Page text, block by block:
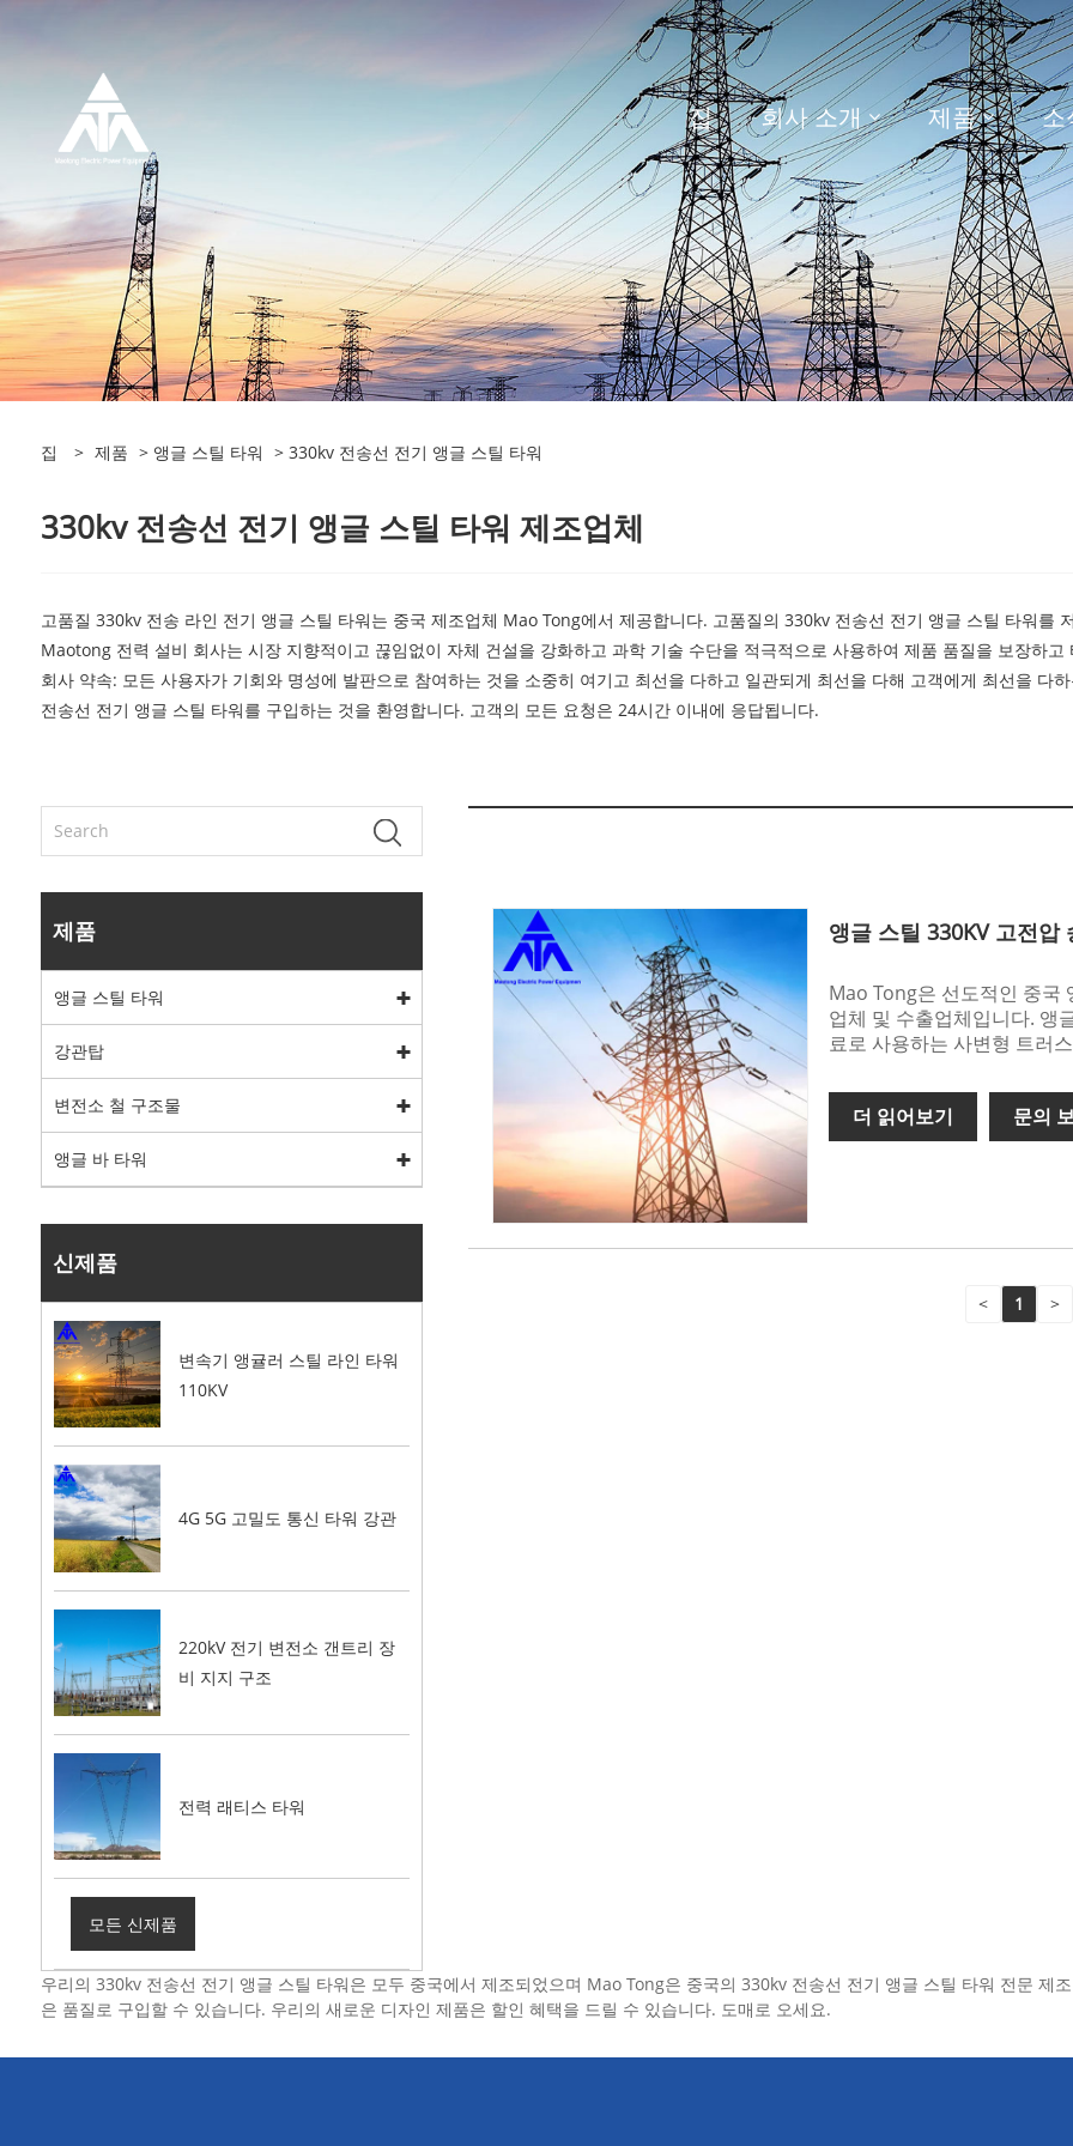
집 회사 소개 제품 소
집 > 제품 > 앵글 스틸 타워 > 330kv 전송선 전기 앵글 스틸 타워
330kv 전송선 전기 앵글 스틸 타워 제조업체
고품질 330kv 전송 라인 전기 앵글 스틸 타워는 중국 제조업체 Mao Tong에서 제공합니다. 고품질의 330kv 전송선 전기 앵글 스틸 타워를
Maotong 전력 설비 회사는 시장 지향적이고 끊임없이 자체 건설을 강화하고 과학 기술 수단을 적극적으로 사용하여 제품 품질을 보장하
회사 약속: 모든 사용자가 기회와 명성에 발판으로 참여하는 것을 소중히 여기고 최선을 다하고 일관되게 최선을 다해 고객에게 최선을 다
전송선 전기 앵글 스틸 타워를 구입하는 것을 환영합니다. 고객의 모든 요청은 24시간 이내에 응답됩니다.
제품
앵글 스틸 타워
강관탑
변전소 철 구조물
앵글 바 타워
신제품
변속기 앵귤러 스틸 라인 타워
110KV
4G 5G 고밀도 통신 타워 강관
220kV 전기 변전소 갠트리 장
비 지지 구조
전력 래티스 타워
모든 신제품
앵글 스틸 330KV 고전압
Mao Tong은 선도적인 중국
업체 및 수출업체입니다. 앵
료로 사용하는 사변형 트러
더 읽어보기 문의
< 1 >
우리의 330kv 전송선 전기 앵글 스틸 타워은 모두 중국에서 제조되었으며 Mao Tong은 중국의 330kv 전송선 전기 앵글 스틸 타워 전문 제
은 품질로 구입할 수 있습니다. 우리의 새로운 디자인 제품은 할인 혜택을 드릴 수 있습니다. 도매로 오세요.